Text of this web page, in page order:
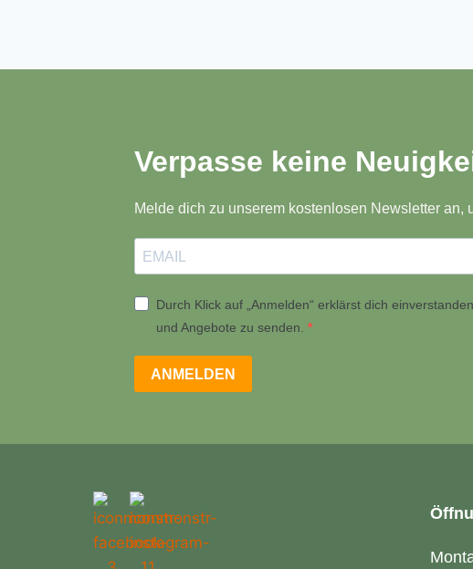
Verpasse keine
Melde dich zu unserem kostenlosen Newsletter an,
Durch Klick auf „Anmelden“ erklärst dich
und Angebote zu senden.
ANMELDEN